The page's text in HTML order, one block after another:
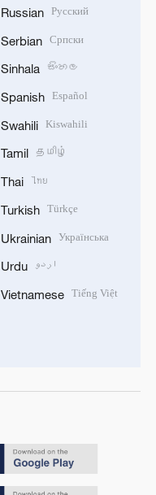
Russian Русский
Serbian Српски
Sinhala සිංහල
Spanish Español
Swahili Kiswahili
Tamil தமிழ்
Thai ไทย
Turkish Türkçe
Ukrainian Українська
Urdu اردو
Vietnamese Tiếng Việt